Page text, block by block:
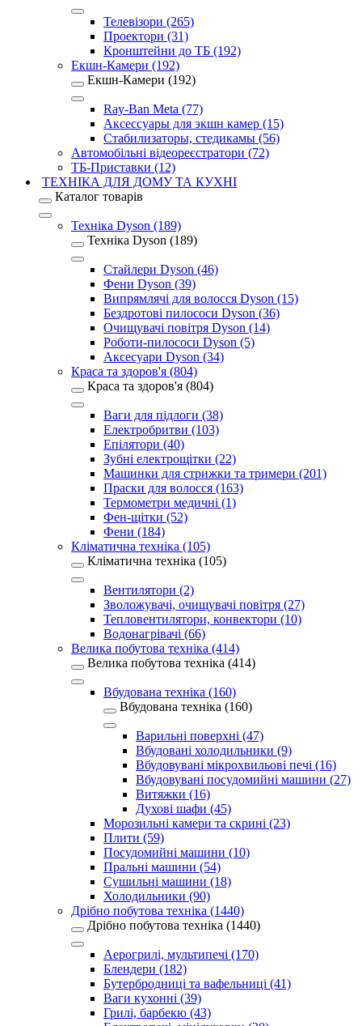
Телевізори (265)
Проектори (31)
Кронштейни до ТБ (192)
Екшн-Камери (192)
Екшн-Камери (192)
Ray-Ban Meta (77)
Аксессуары для экшн камер (15)
Стабилизаторы, стедикамы (56)
Автомобільні відеореєстратори (72)
ТБ-Приставки (12)
ТЕХНІКА ДЛЯ ДОМУ ТА КУХНІ
Каталог товарів
Техніка Dyson (189)
Техніка Dyson (189)
Стайлери Dyson (46)
Фени Dyson (39)
Випрямлячі для волосся Dyson (15)
Бездротові пилососи Dyson (36)
Очищувачі повітря Dyson (14)
Роботи-пилососи Dyson (5)
Аксесуари Dyson (34)
Краса та здоров'я (804)
Краса та здоров'я (804)
Ваги для підлоги (38)
Електробритви (103)
Епілятори (40)
Зубні електрощітки (22)
Машинки для стрижки та тримери (201)
Праски для волосся (163)
Термометри медичні (1)
Фен-щітки (52)
Фени (184)
Кліматична техніка (105)
Кліматична техніка (105)
Вентилятори (2)
Зволожувачі, очищувачі повітря (27)
Тепловентилятори, конвектори (10)
Водонагрівачі (66)
Велика побутова техніка (414)
Велика побутова техніка (414)
Вбудована техніка (160)
Вбудована техніка (160)
Варильні поверхні (47)
Вбудовані холодильники (9)
Вбудовувані мікрохвильові печі (16)
Вбудовувані посудомийні машини (27)
Витяжки (16)
Духові шафи (45)
Морозильні камери та скрині (23)
Плити (59)
Посудомийні машини (10)
Пральні машини (54)
Сушильні машини (18)
Холодильники (90)
Дрібно побутова техніка (1440)
Дрібно побутова техніка (1440)
Аерогрилі, мультипечі (170)
Блендери (182)
Бутербродниці та вафельниці (41)
Ваги кухонні (39)
Грилі, барбекю (43)